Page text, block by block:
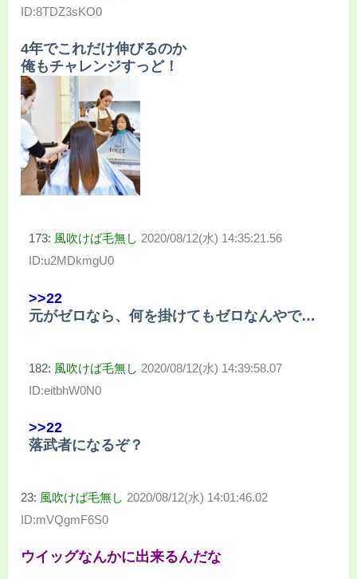
ID:8TDZ3sKO0
4年でこれだけ伸びるのか
俺もチャレンジすっど！
173: 風吹けば毛無し 2020/08/12(水) 14:35:21.56
ID:u2MDkmgU0
>>22
元がゼロなら、何を掛けてもゼロなんやで…
182: 風吹けば毛無し 2020/08/12(水) 14:39:58.07
ID:eitbhW0N0
>>22
落武者になるぞ？
23: 風吹けば毛無し 2020/08/12(水) 14:01:46.02
ID:mVQgmF6S0
ウイッグなんかに出来るんだな